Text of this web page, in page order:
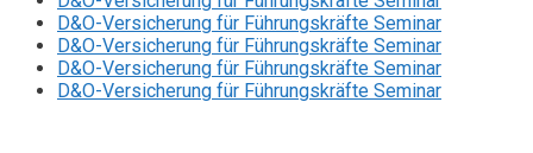
D&O-Versicherung für Führungskräfte Seminar
D&O-Versicherung für Führungskräfte Seminar
D&O-Versicherung für Führungskräfte Seminar
D&O-Versicherung für Führungskräfte Seminar